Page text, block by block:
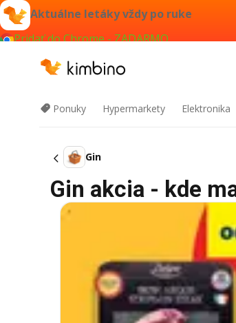
Aktuálne letáky vždy po ruke
Pridať do Chrome - ZADARMO
Ponuky Hypermarkety Elektronika
Gin
Gin akcia - kde